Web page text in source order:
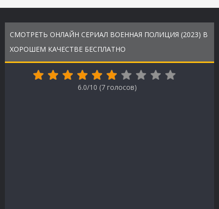
СМОТРЕТЬ ОНЛАЙН СЕРИАЛ ВОЕННАЯ ПОЛИЦИЯ (2023) В
ХОРОШЕМ КАЧЕСТВЕ БЕСПЛАТНО
6.0/10 (7голосов)